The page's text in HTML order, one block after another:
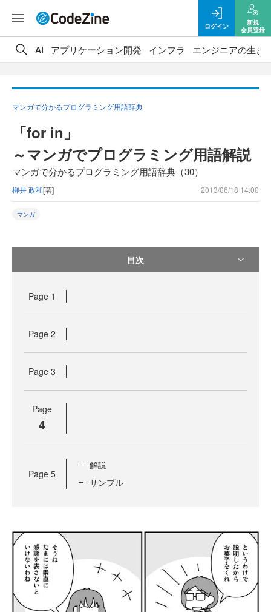
ログイン
新規
会員登録
AI アプリケーション開発 インフラ エンジニアの生き
マンガで分かるプログラミング用語辞典
「for in」
～マンガでプログラミング用語解説
マンガで分かるプログラミング用語辞典（30）
柳井 政和[著] 2013/06/18 14:00
マンガ
目次
Page 1
Page 2
Page 3
Page
4
Page 5
解説
サンプル